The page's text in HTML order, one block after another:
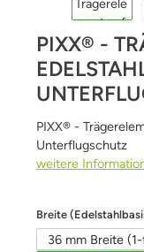
PIXX® -
PIXX® -
Unterflugschutz
weitere
Breite
36 mm Breite